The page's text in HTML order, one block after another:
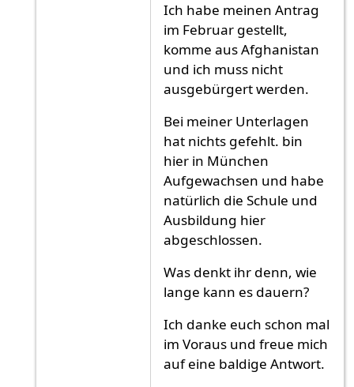
Ich habe meinen Antrag
im Februar gestellt,
komme aus Afghanistan
und ich muss nicht
ausgebürgert werden.
Bei meiner Unterlagen
hat nichts gefehlt. bin
hier in München
Aufgewachsen und habe
natürlich die Schule und
Ausbildung hier
abgeschlossen.
Was denkt ihr denn, wie
lange kann es dauern?
Ich danke euch schon mal
im Voraus und freue mich
auf eine baldige Antwort.